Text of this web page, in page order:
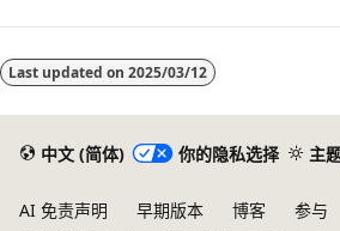
用
Last updated on 2025/03/12
中文 (简体) 你的隐私选择 主
AI 免责声明 早期版本 博客 参与